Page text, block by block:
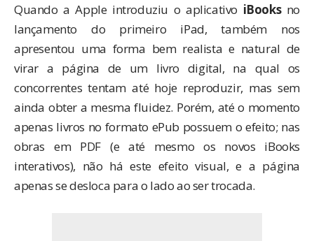
Quando a Apple introduziu o aplicativo iBooksno
lançamento do primeiro iPad, também nos
apresentou uma forma bem realista e natural de
virar a página de um livro digital, na qual os
concorrentes tentam até hoje reproduzir, mas sem
ainda obter a mesma fluidez. Porém, até o momento
apenas livros no formato ePub possuem o efeito; nas
obras em PDF (e até mesmo os novos iBooks
interativos), não há este efeito visual, e a página
apenas se desloca para o lado ao ser trocada.